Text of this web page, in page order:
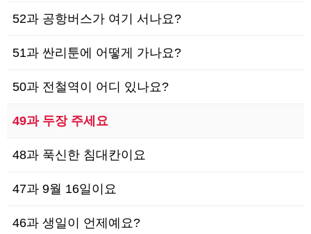
52과 공항버스가 여기 서나요?
51과 싼리툰에 어떻게 가나요?
50과 전철역이 어디 있나요?
49과 두장 주세요
48과 푹신한 침대칸이요
47과 9월 16일이요
46과 생일이 언제예요?